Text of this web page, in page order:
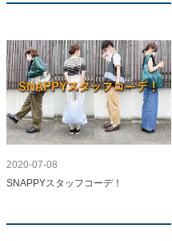
2020-07-08
SNAPPYスタッフコーデ！